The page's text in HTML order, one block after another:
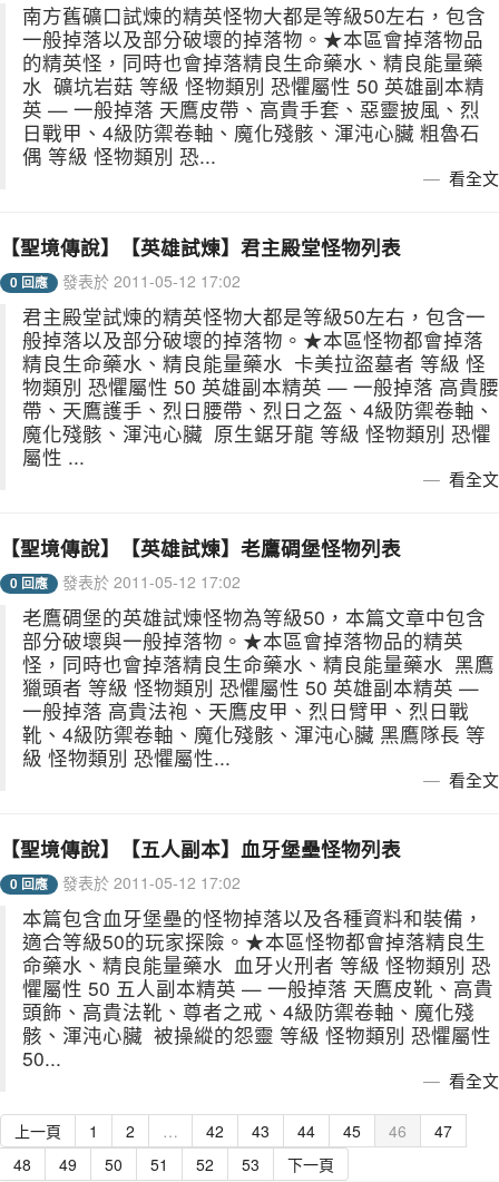
南方舊礦口試煉的精英怪物大都是等級50左右，包含
一般掉落以及部分破壞的掉落物。★本區會掉落物品
的精英怪，同時也會掉落精良生命藥水、精良能量藥
水 礦坑岩菇 等級 怪物類別 恐懼屬性 50 英雄副本精
英 — 一般掉落 天鷹皮帶、高貴手套、惡靈披風、烈
日戰甲、4級防禦卷軸、魔化殘骸、渾沌心臟 粗魯石
偶 等級 怪物類別 恐...
看全文
【聖境傳說】【英雄試煉】君主殿堂怪物列表
0 回應 發表於 2011-05-12 17:02
君主殿堂試煉的精英怪物大都是等級50左右，包含一
般掉落以及部分破壞的掉落物。★本區怪物都會掉落
精良生命藥水、精良能量藥水 卡美拉盜墓者 等級 怪
物類別 恐懼屬性 50 英雄副本精英 — 一般掉落 高貴腰
帶、天鷹護手、烈日腰帶、烈日之盔、4級防禦卷軸、
魔化殘骸、渾沌心臟 原生鋸牙龍 等級 怪物類別 恐懼
屬性 ...
看全文
【聖境傳說】【英雄試煉】老鷹碉堡怪物列表
0 回應 發表於 2011-05-12 17:02
老鷹碉堡的英雄試煉怪物為等級50，本篇文章中包含
部分破壞與一般掉落物。★本區會掉落物品的精英
怪，同時也會掉落精良生命藥水、精良能量藥水 黑鷹
獵頭者 等級 怪物類別 恐懼屬性 50 英雄副本精英 —
一般掉落 高貴法袍、天鷹皮甲、烈日臂甲、烈日戰
靴、4級防禦卷軸、魔化殘骸、渾沌心臟 黑鷹隊長 等
級 怪物類別 恐懼屬性...
看全文
【聖境傳說】【五人副本】血牙堡壘怪物列表
0 回應 發表於 2011-05-12 17:02
本篇包含血牙堡壘的怪物掉落以及各種資料和裝備，
適合等級50的玩家探險。★本區怪物都會掉落精良生
命藥水、精良能量藥水 血牙火刑者 等級 怪物類別 恐
懼屬性 50 五人副本精英 — 一般掉落 天鷹皮靴、高貴
頭飾、高貴法靴、尊者之戒、4級防禦卷軸、魔化殘
骸、渾沌心臟 被操縱的怨靈 等級 怪物類別 恐懼屬性
50...
看全文
上一頁 1 2 … 42 43 44 45 46
47
48
49 50 51 52 53 下一頁